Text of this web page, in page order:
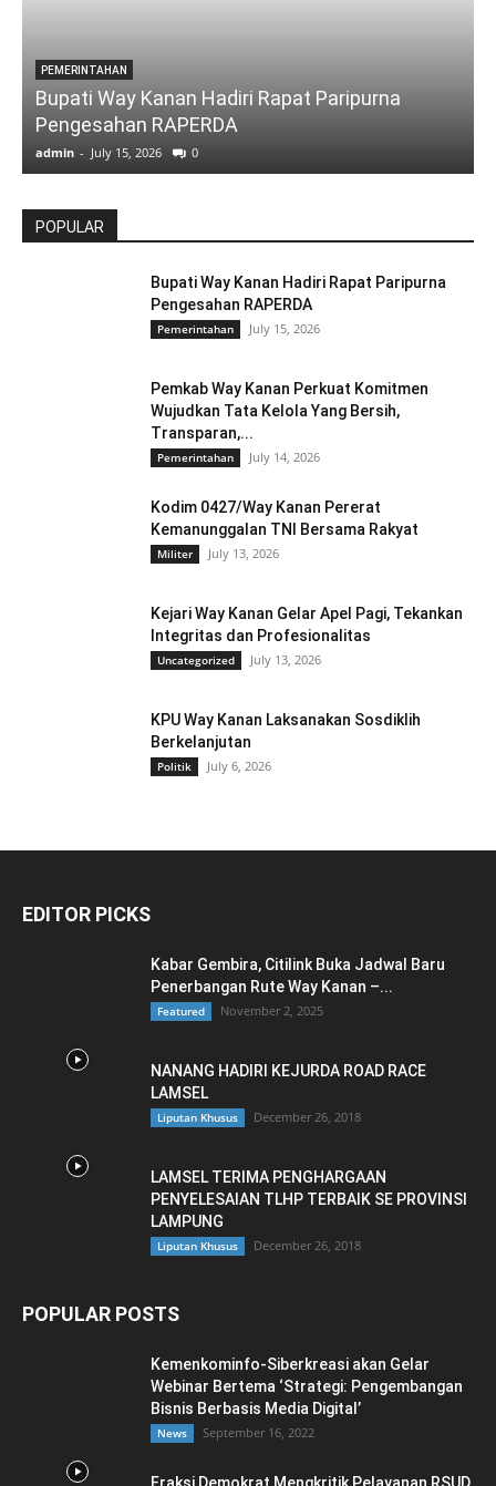
PEMERINTAHAN
Bupati Way Kanan Hadiri Rapat Paripurna
Pengesahan RAPERDA
admin - July 15, 2026 0
POPULAR
Bupati Way Kanan Hadiri Rapat Paripurna
Pengesahan RAPERDA
Pemerintahan July 15, 2026
Pemkab Way Kanan Perkuat Komitmen
Wujudkan Tata Kelola Yang Bersih,
Transparan,...
Pemerintahan July 14, 2026
Kodim 0427/Way Kanan Pererat
Kemanunggalan TNI Bersama Rakyat
Militer July 13, 2026
Kejari Way Kanan Gelar Apel Pagi, Tekankan
Integritas dan Profesionalitas
Uncategorized July 13, 2026
KPU Way Kanan Laksanakan Sosdiklih
Berkelanjutan
Politik July 6, 2026
EDITOR PICKS
Kabar Gembira, Citilink Buka Jadwal Baru
Penerbangan Rute Way Kanan –...
Featured November 2, 2025
NANANG HADIRI KEJURDA ROAD RACE
LAMSEL
Liputan Khusus December 26, 2018
LAMSEL TERIMA PENGHARGAAN
PENYELESAIAN TLHP TERBAIK SE PROVINSI
LAMPUNG
Liputan Khusus December 26, 2018
POPULAR POSTS
Kemenkominfo-Siberkreasi akan Gelar
Webinar Bertema ‘Strategi: Pengembangan
Bisnis Berbasis Media Digital’
News September 16, 2022